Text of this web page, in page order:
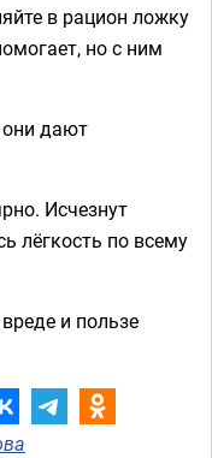
в рацион ложку
но с ним
они дают
Исчезнут
лёгкость по всему
и пользе